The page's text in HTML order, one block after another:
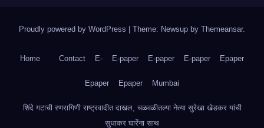
Proudly powered by WordPress Theme: Newsup by Themeansar.
Home Contact E- E-paper E-paper E-paper Epaper
Epaper Epaper Mumbai
शिंदे गटाची रणरागिणी राष्ट्रवादीत दाखल, चळवळीतल्या नेत्या सुरेखा खेडकर यांची
सुधाकर घारेंना साथ